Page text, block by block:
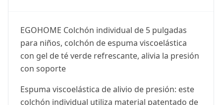
EGOHOME Colchón individual de 5 pulgadas
para niños, colchón de espuma viscoelástica
con gel de té verde refrescante, alivia la presión
con soporte
Espuma viscoelástica de alivio de presión: este
colchón individual utiliza material patentado de